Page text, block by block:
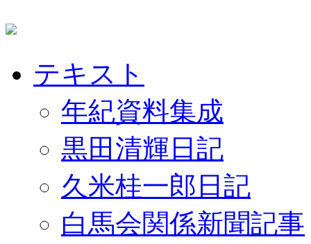
テキスト
年紀資料集成
黒田清輝日記
久米桂一郎日記
白馬会関係新聞記事